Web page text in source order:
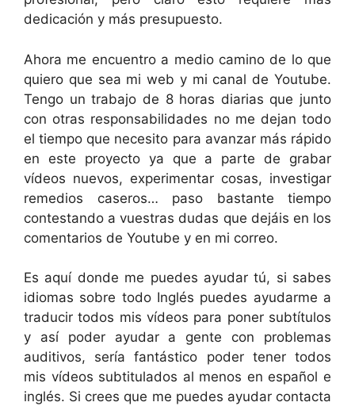
dedicación y más presupuesto.
Ahora me encuentro a medio camino de lo que
quiero que sea mi web y mi canal de Youtube.
Tengo un trabajo de 8 horas diarias que junto
con otras responsabilidades no me dejan todo
el tiempo que necesito para avanzar más rápido
en este proyecto ya que a parte de grabar
vídeos nuevos, experimentar cosas, investigar
remedios caseros… paso bastante tiempo
contestando a vuestras dudas que dejáis en los
comentarios de Youtube y en mi correo.
Es aquí donde me puedes ayudar tú, si sabes
idiomas sobre todo Inglés puedes ayudarme a
traducir todos mis vídeos para poner subtítulos
y así poder ayudar a gente con problemas
auditivos, sería fantástico poder tener todos
mis vídeos subtitulados al menos en español e
inglés. Si crees que me puedes ayudar contacta